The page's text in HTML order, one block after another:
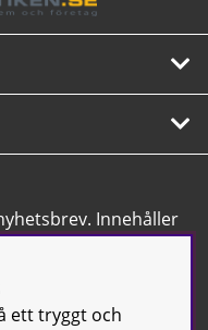
Innehåller
erbjudanden.
ett tryggt och